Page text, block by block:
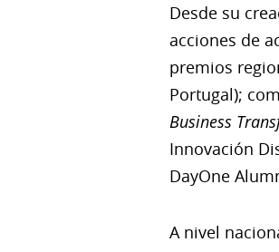
Desde su
acciones de
premios
Portugal);
Business
Innovación
DayOne
A nivel